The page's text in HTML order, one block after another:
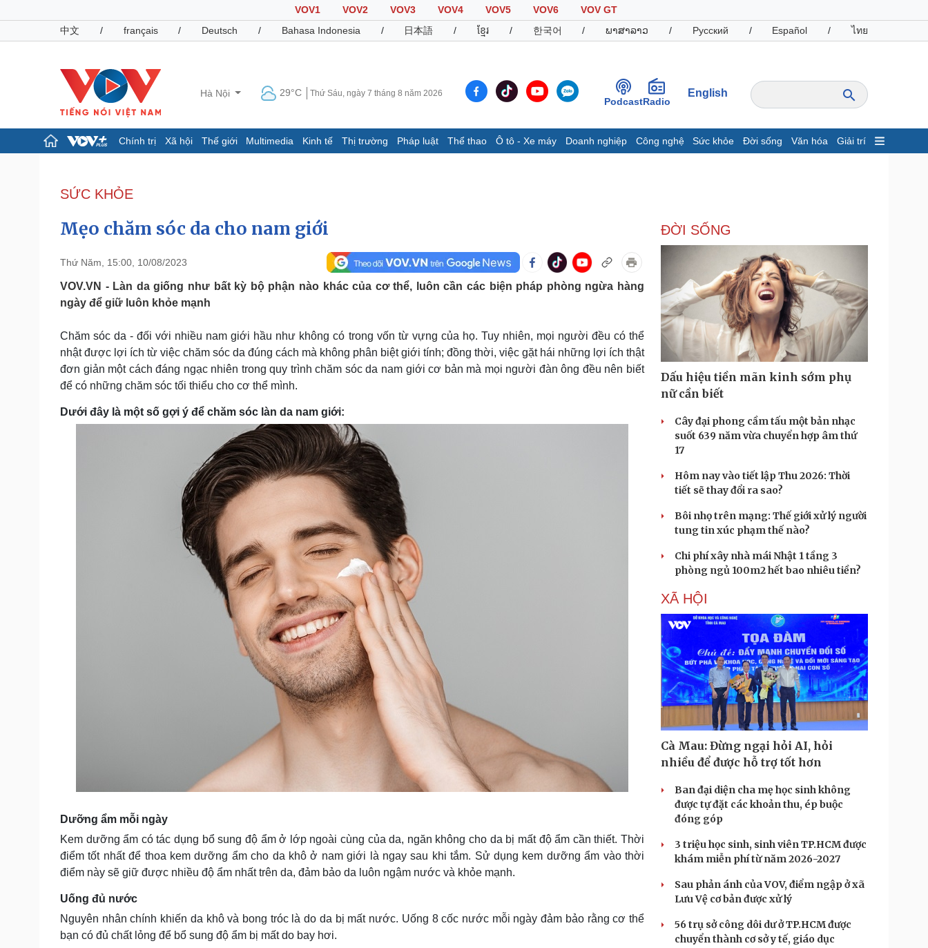
VOV1 VOV2 VOV3 VOV4 VOV5 VOV6
VOV GT
中文
/ français / Deutsch / Bahasa Indonesia / 日本語 / ខ្មែរ / 한국어 / ພາສາລາວ / Русский / Español / ไทย
Hà Nội 29°C Thứ Sáu, ngày 7 tháng 8 năm 2026
PodcastRadio
English
Chính trị Xã hội Thế giới Multimedia Kinh tế Thị trường Pháp luật Thể thao Ô tô - Xe máy Doanh nghiệp Công nghệ Sức khỏe Đời sống Văn hóa Giải trí
Đảng
Tổ chức nhân sự
Nhận diện sự thật
Dấu ấn VOV
Giá cà phê
Pháp luật
Vụ án
Tư vấn luật
Quân sự - Quốc phòng
Vũ khí
Phân tích
Thể thao
Thế giới thể thao
eSports
Hậu trường
Ô tô - Xe máy
Tư vấn
Doanh nghiệp
Thông tin doanh nghiệp
Doanh nghiệp 24h
Doanh nhân
Vì cộng đồng
Công nghệ
Sành điệu
Tin Công nghệ
Trải nghiệm
Chuyển đổi số
Sức khỏe
Cây thuốc
Đời sống
Blog
Tình yêu - Gia đình
Văn học
Âm nhạc
Di sản
Podcast
Đọc truyện đêm khuya
Cửa sổ tình yêu
SỨC KHỎE
Mẹo chăm sóc da cho nam giới
Thứ Năm, 15:00, 10/08/2023
VOV.VN - Làn da giống như bất kỳ bộ phận nào khác của cơ thể, luôn cần các biện pháp phòng ngừa hàng
ngày để giữ luôn khỏe mạnh
Chăm sóc da - đối với nhiều nam giới hầu như không có trong vốn từ vựng của họ. Tuy nhiên, mọi người đều có thể
nhật được lợi ích từ việc chăm sóc da đúng cách mà không phân biệt giới tính; đồng thời, việc gặt hái những lợi ích thật
đơn giản một cách đáng ngạc nhiên trong quy trình chăm sóc da nam giới cơ bản mà mọi người đàn ông đều nên biết
để có những chăm sóc tối thiểu cho cơ thể mình.
Dưới đây là một số gợi ý để chăm sóc làn da nam giới:
Dưỡng ẩm mỗi ngày
Kem dưỡng ẩm có tác dụng bổ sung độ ẩm ở lớp ngoài cùng của da, ngăn không cho da bị mất độ ẩm cần thiết. Thời
điểm tốt nhất để thoa kem dưỡng ẩm cho da khô ở nam giới là ngay sau khi tắm. Sử dụng kem dưỡng ẩm vào thời
điểm này sẽ giữ được nhiều độ ẩm nhất trên da, đảm bảo da luôn ngậm nước và khỏe mạnh.
Uống đủ nước
Nguyên nhân chính khiến da khô và bong tróc là do da bị mất nước. Uống 8 cốc nước mỗi ngày đảm bảo rằng cơ thể
bạn có đủ chất lỏng để bổ sung độ ẩm bị mất do bay hơi.
ĐỜI SỐNG
Dấu hiệu tiền mãn kinh sớm phụ
nữ cần biết
Cây đại phong cầm tấu một bản nhạc
suốt 639 năm vừa chuyển hợp âm thứ
17
Hôm nay vào tiết lập Thu 2026: Thời
tiết sẽ thay đổi ra sao?
Bôi nhọ trên mạng: Thế giới xử lý người
tung tin xúc phạm thế nào?
Chi phí xây nhà mái Nhật 1 tầng 3
phòng ngủ 100m2 hết bao nhiêu tiền?
XÃ HỘI
Cà Mau: Đừng ngại hỏi AI, hỏi
nhiều để được hỗ trợ tốt hơn
Ban đại diện cha mẹ học sinh không
được tự đặt các khoản thu, ép buộc
đóng góp
3 triệu học sinh, sinh viên TP.HCM được
khám miễn phí từ năm 2026-2027
Sau phản ánh của VOV, điểm ngập ở xã
Lưu Vệ cơ bản được xử lý
56 trụ sở công dôi dư ở TP.HCM được
chuyển thành cơ sở y tế, giáo dục